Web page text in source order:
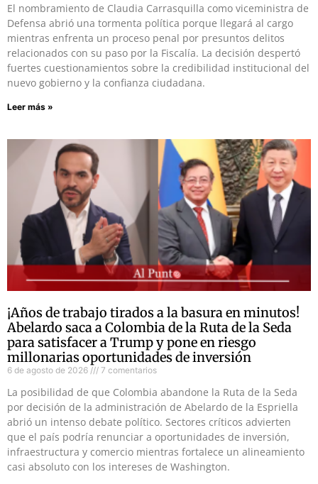
El nombramiento de Claudia Carrasquilla como viceministra de
Defensa abrió una tormenta política porque llegará al cargo
mientras enfrenta un proceso penal por presuntos delitos
relacionados con su paso por la Fiscalía. La decisión despertó
fuertes cuestionamientos sobre la credibilidad institucional del
nuevo gobierno y la confianza ciudadana.
Leer más »
¡Años de trabajo tirados a la basura en minutos!
Abelardo saca a Colombia de la Ruta de la Seda
para satisfacer a Trump y pone en riesgo
millonarias oportunidades de inversión
6 de agosto de 2026 7 comentarios
La posibilidad de que Colombia abandone la Ruta de la Seda
por decisión de la administración de Abelardo de la Espriella
abrió un intenso debate político. Sectores críticos advierten
que el país podría renunciar a oportunidades de inversión,
infraestructura y comercio mientras fortalece un alineamiento
casi absoluto con los intereses de Washington.